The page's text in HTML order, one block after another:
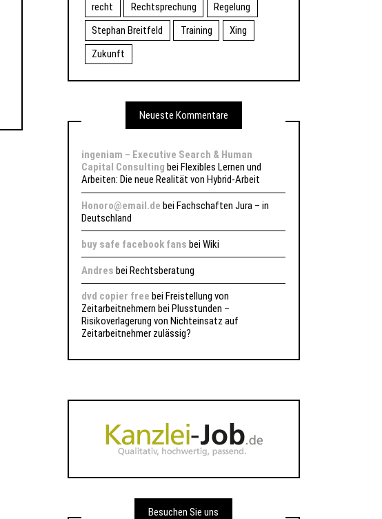
recht
Rechtsprechung
Regelung
Stephan Breitfeld
Training
Xing
Zukunft
Neueste Kommentare
ingeniam – Executive Search & Human
Capital Consulting bei Flexibles Lernen und
Arbeiten: Die neue Realität von Hybrid-Arbeit
Honoro@email.de beiFachschaften Jura – in
Deutschland
buy safe facebook fans beiWiki
Andres beiRechtsberatung
dvd copier free bei Freistellung von
Zeitarbeitnehmern bei Plusstunden –
Risikoverlagerung von Nichteinsatz auf
Zeitarbeitnehmer zulässig?
Besuchen Sie uns